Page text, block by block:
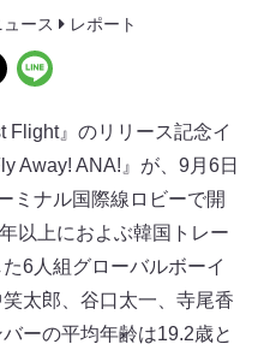
ュース レポート
Flight』のリリース記念イ
Away! ANA!』が、9月6日
ミナル国際線ロビーで開
以上におよぶ韓国トレー
6人組グローバルボーイ
太郎、谷口太一、寺尾香
ーの平均年齢は19.2歳と